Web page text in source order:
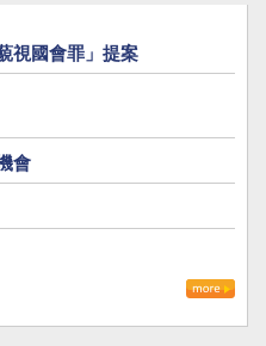
視國會罪」提案
會